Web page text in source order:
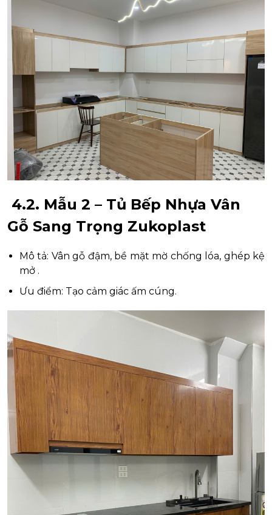
4.2. Mẫu 2 – Tủ Bếp Nhựa Vân
Gỗ Sang Trọng Zukoplast
Mô tả: Vân gỗ đậm, bề mặt mờ chống lóa, ghép kệ
mở .
Ưu điểm: Tạo cảm giác ấm cúng.